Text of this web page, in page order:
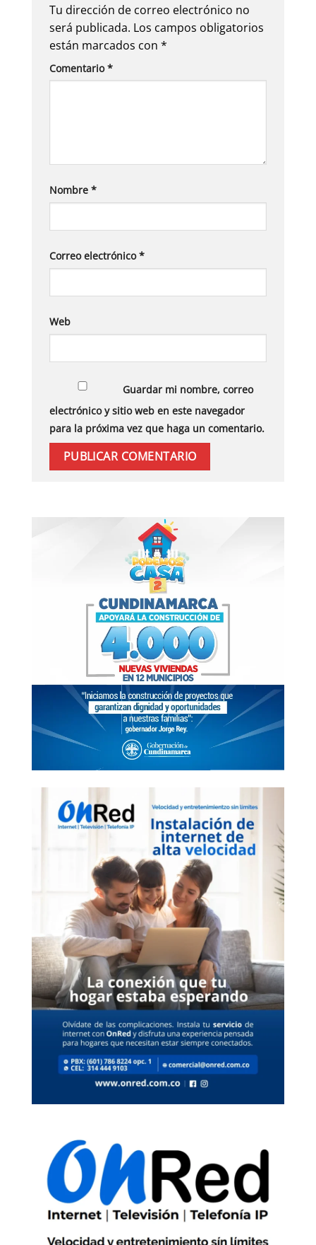
Tu dirección de correo electrónico no
será publicada. Los campos obligatorios
están marcados con *
Comentario*
Nombre *
Correo electrónico*
Web
Guardar mi nombre, correo
electrónico y sitio web en este navegador
para la próxima vez que haga un comentario.